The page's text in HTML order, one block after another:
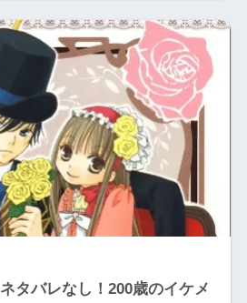
タバレなし！200歳のイケメ